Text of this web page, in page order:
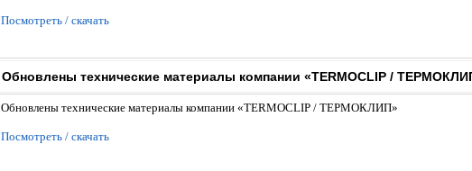
Посмотреть / скачать
Обновлены технические материалы компании «TERMOCLIP /
Обновлены технические материалы компании «TERMOCLIP / ТЕРМОКЛИП»
Посмотреть / скачать